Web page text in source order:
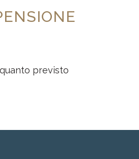
previsto